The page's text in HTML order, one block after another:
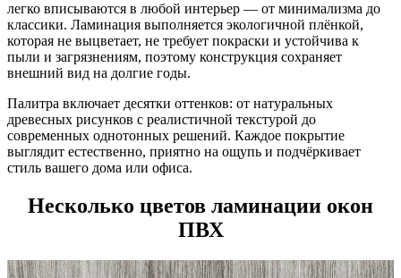
легко вписываются в любой интерьер — от минимализма до
классики. Ламинация выполняется экологичной плёнкой,
которая не выцветает, не требует покраски и устойчива к
пыли и загрязнениям, поэтому конструкция сохраняет
внешний вид на долгие годы.
Палитра включает десятки оттенков: от натуральных
древесных рисунков с реалистичной текстурой до
современных однотонных решений. Каждое покрытие
выглядит естественно, приятно на ощупь и подчёркивает
стиль вашего дома или офиса.
Несколько цветов ламинации окон
ПВХ